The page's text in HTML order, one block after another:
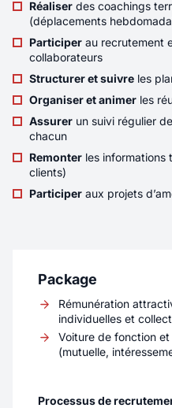
Vous rejoignez une
techniques, d’experts
développeurs, où les
les choix
importante. Vous
développé
des milliers
évolution.
Commercial
Rémunération
Contrat
Télétravail
Véritable
Réaliser des coachings
(déplacements
Participer au recrutement
collaborateurs
Structurer et suivre les
Organiser et animer les
Assurer un suivi régulier
chacun
Remonter les informations
clients)
Participer aux projets
Package
Rémunération
individuelles et
Voiture de fonction
(mutuelle,
Processus de